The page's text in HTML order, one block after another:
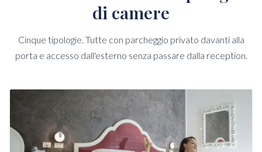
di camere
Cinque tipologie. Tutte con parcheggio privato davanti alla
porta e accesso dall'esterno senza passare dalla reception.